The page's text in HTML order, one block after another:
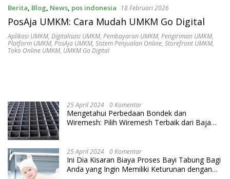
Berita, Blog, News, pos indonesia 18 Februari 2026
PosAja UMKM: Cara Mudah UMKM Go Digital
Aplikasi UMKM, Digitalisasi UMKM, Pembayaran UMKM, Pengiriman UMKM,
Platform UMKM, PosAja UMKM, Sistem Penjualan Online, Storefront UMKM,
Toko Online UMKM, UMKM Go Digital
25 April 2024 0 Komentar
Mengetahui Perbedaan Bondek dan
Wiremesh: Pilih Wiremesh Terbaik dari Baja
25 April 2024 0 Komentar
Ini Dia Kisaran Biaya Proses Bayi Tabung Bagi
Anda yang Ingin Memiliki Keturunan dengan